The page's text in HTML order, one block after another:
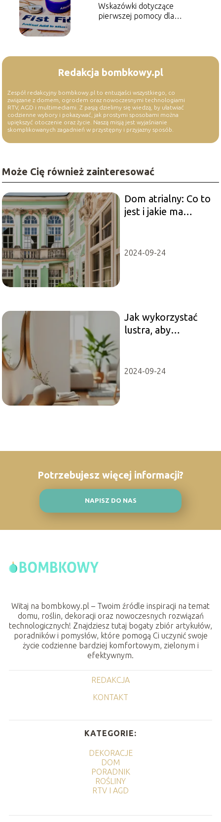
Wskazówki dotyczące
pierwszej pomocy dla
Redakcja bombkowy.pl
Zespół redakcyjny bombkowy.pl to entuzjaści wszystkiego, co
związane z domem, ogrodem oraz nowoczesnymi technologiami
RTV, AGD i multimediami. Z pasją dzielimy się wiedzą, by ułatwiać
codzienne wybory i pokazywać, jak prostymi sposobami można
upiększyć otoczenie oraz życie. Naszą misją jest wyjaśnianie
skomplikowanych zagadnień w przystępny i przyjazny sposób.
Może Cię również zainteresować
Dom atrialny: Co to
jest i jakie ma
2024-09-24
Jak wykorzystać
lustra, aby
2024-09-24
Potrzebujesz więcej informacji?
NAPISZ DO NAS
Witaj na bombkowy.pl – Twoim źródle inspiracji na temat
domu, roślin, dekoracji oraz nowoczesnych rozwiązań
technologicznych! Znajdziesz tutaj bogaty zbiór artykułów,
poradników i pomysłów, które pomogą Ci uczynić swoje
życie codzienne bardziej komfortowym, zielonym i
efektywnym.
REDAKCJA
KONTAKT
KATEGORIE:
DEKORACJE
DOM
PORADNIK
ROŚLINY
RTV I AGD